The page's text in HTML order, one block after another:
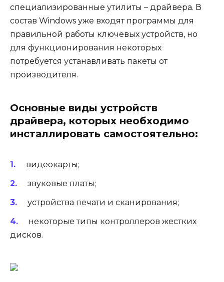
специализированные утилиты – драйвера. В
состав Windows уже входят программы для
правильной работы ключевых устройств, но
для функционирования некоторых
потребуется устанавливать пакеты от
производителя.
Основные виды устройств
драйвера, которых необходимо
инсталлировать самостоятельно:
видеокарты;
звуковые платы;
устройства печати и сканирования;
некоторые типы контроллеров жестких
дисков.